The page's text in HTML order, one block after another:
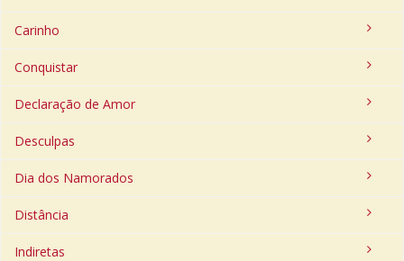
Carinho
Conquistar
Declaração de Amor
Desculpas
Dia dos Namorados
Distância
Indiretas